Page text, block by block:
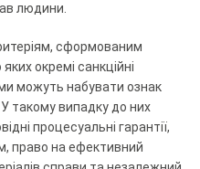
людини.
сформованим
окремі санкційні
можуть набувати ознак
такому випадку до них
процесуальні гарантії,
право на ефективний